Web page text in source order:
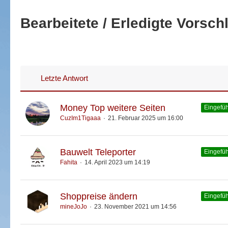
Bearbeitete / Erledigte
Letzte Antwort
Money Top weitere Seiten
CuzIm1Tigaaa 21. Februar 2025 um 16:00
Bauwelt Teleporter
Fahita 14. April 2023 um 14:19
Shoppreise ändern
mineJoJo 23. November 2021 um 14:56